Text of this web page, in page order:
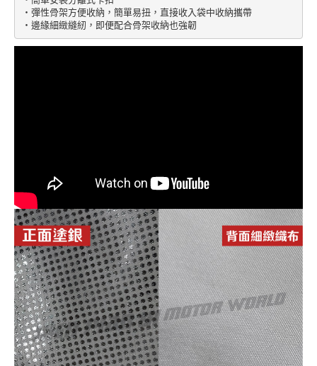
‧彈性骨架方便收納，簡單易扭，直接收入袋中收納攜帶